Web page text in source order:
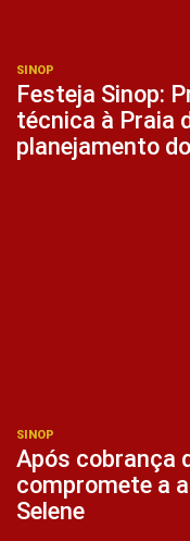
SINOP
Festeja Sinop:
técnica à Praia
planejamento
SINOP
Após cobrança
compromete a
Selene